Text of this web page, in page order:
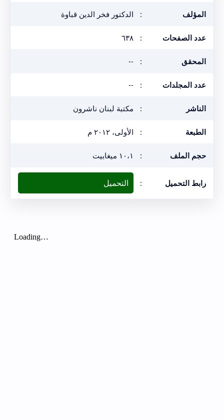
المؤلف : الدكتور فخر الدين قباوة
عدد الصفحات : ٦٣٨
المحقق :
--
عدد المجلدات :
--
الناشر : مكتبة لبنان ناشرون
الطبعة : الأولى، ٢٠١٢ م
حجم الملف : ١٠،١ ميغابيت
رابط التحميل : التحميل